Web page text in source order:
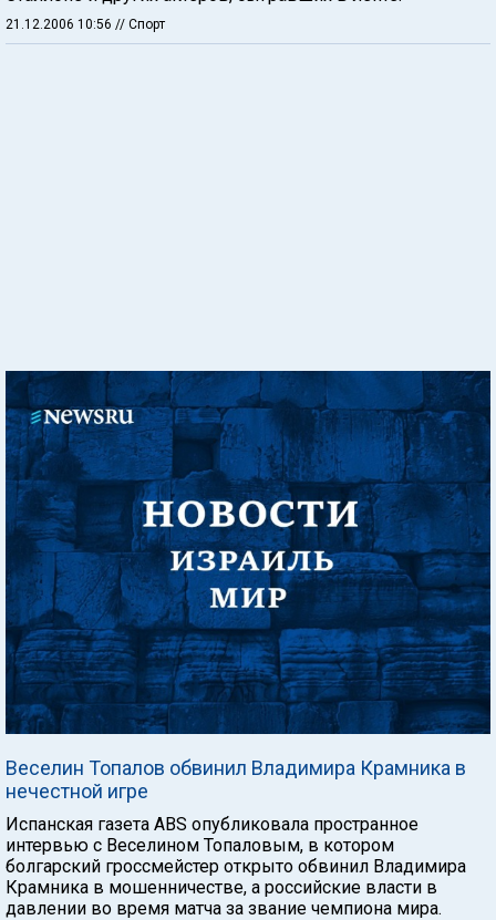
21.12.2006 10:56 // Спорт
Веселин Топалов обвинил Владимира Крамника в
нечестной игре
Испанская газета ABS опубликовала пространное
интервью с Веселином Топаловым, в котором
болгарский гроссмейстер открыто обвинил Владимира
Крамника в мошенничестве, а российские власти в
давлении во время матча за звание чемпиона мира.